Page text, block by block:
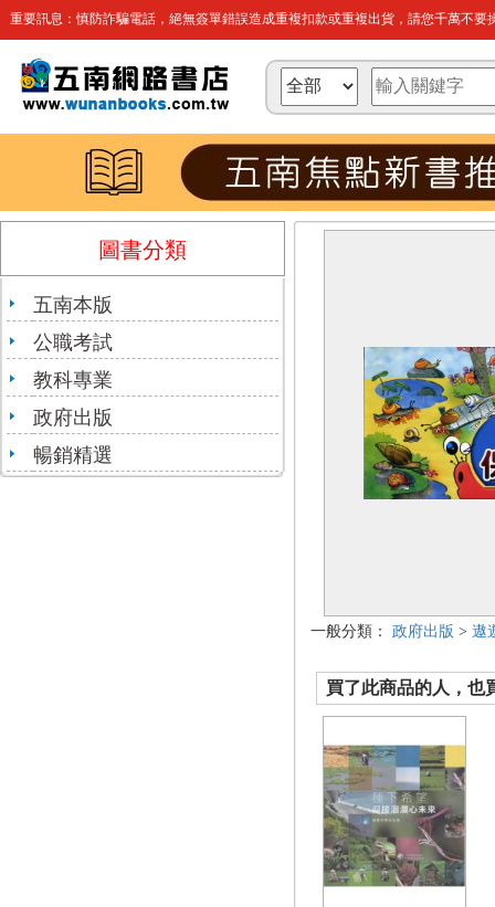
重要訊息：慎防詐騙電話，絕無簽單錯誤造成重複扣款或重複出貨，請您千萬不要
圖書分類
五南本版
公職考試
教科專業
政府出版
暢銷精選
一般分類： 政府出版 > 遨
買了此商品的人，也